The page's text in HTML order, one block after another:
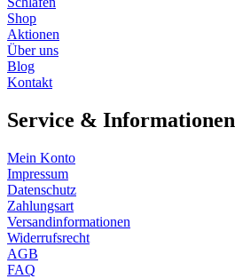
Shop
Aktionen
Über uns
Blog
Kontakt
Service & Informationen
Mein Konto
Impressum
Datenschutz
Zahlungsart
Versandinformationen
Widerrufsrecht
AGB
FAQ